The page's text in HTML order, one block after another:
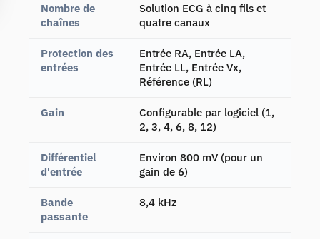
Nombre de
chaînes
Solution ECG à cinq fils et
quatre canaux
Protection des
entrées
Entrée RA, Entrée LA,
Entrée LL, Entrée Vx,
Référence (RL)
Gain
Configurable par logiciel (1,
2, 3, 4, 6, 8, 12)
Différentiel
d'entrée
Environ 800 mV (pour un
gain de 6)
Bande
passante
8,4 kHz